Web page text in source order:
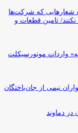
شعارهایی که شرکت‌ها
تامین قطعات و
واردات موتورسیکلت
نیمی از جان‌باختگان
در دماوند